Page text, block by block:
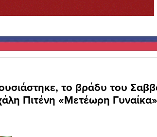
το βράδυ του
Πιτένη «Μετέωρη Γυναίκα»